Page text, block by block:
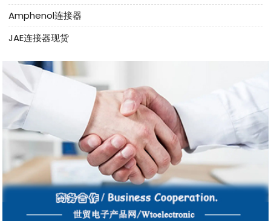
Amphenol连接器
JAE连接器现货